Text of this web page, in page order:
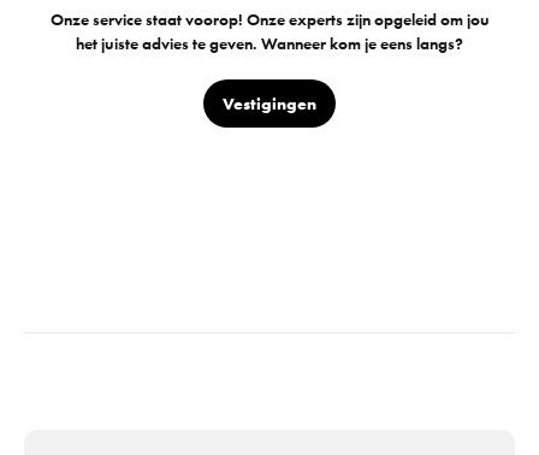
Onze service staat voorop! Onze experts zijn opgeleid om jou
het juiste advies te geven. Wanneer kom je eens langs?
Vestigingen